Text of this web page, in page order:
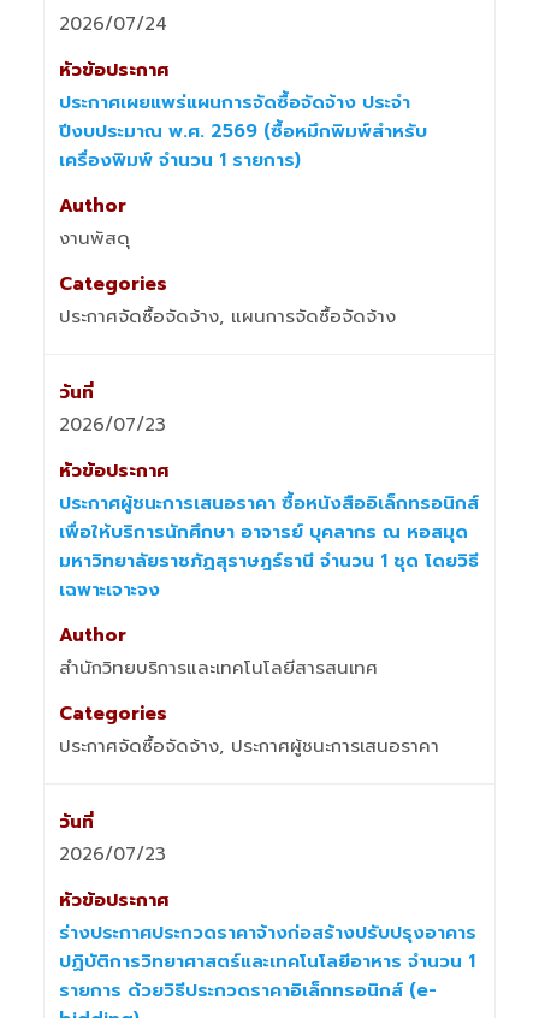
2026/07/24
ประกาศเผยแพร่แผนการจัดซื้อจัดจ้าง ประจำ
ปีงบประมาณ พ.ศ. 2569 (ซื้อหมึกพิมพ์สำหรับ
เครื่องพิมพ์ จำนวน 1 รายการ)
งานพัสดุ
ประกาศจัดซื้อจัดจ้าง, แผนการจัดซื้อจัดจ้าง
2026/07/23
ประกาศผู้ชนะการเสนอราคา ซื้อหนังสืออิเล็กทรอนิกส์
เพื่อให้บริการนักศึกษา อาจารย์ บุคลากร ณ หอสมุด
มหาวิทยาลัยราชภัฏสุราษฎร์ธานี จำนวน 1 ชุด โดยวิธี
เฉพาะเจาะจง
สำนักวิทยบริการและเทคโนโลยีสารสนเทศ
ประกาศจัดซื้อจัดจ้าง, ประกาศผู้ชนะการเสนอราคา
2026/07/23
ร่างประกาศประกวดราคาจ้างก่อสร้างปรับปรุงอาคาร
ปฏิบัติการวิทยาศาสตร์และเทคโนโลยีอาหาร จำนวน 1
รายการ ด้วยวิธีประกวดราคาอิเล็กทรอนิกส์ (e-